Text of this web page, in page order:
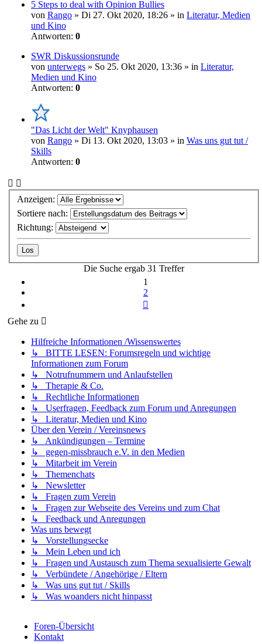
5 Steps to deal with Opinion Bullies
von Rango » Di 27. Okt 2020, 18:26 » in Literatur, Medien
und Kino
Antworten: 0
SWR Diskussionsrunde
von unterwegs » So 25. Okt 2020, 13:36 » in Literatur,
Medien und Kino
Antworten: 0
"Das Licht der Welt" Knyphausen
von Rango » Di 13. Okt 2020, 13:03 » in Was uns gut tut /
Skills
Antworten: 0
Anzeigen:
Sortiere nach:
Richtung:
Die Suche ergab 31 Treffer
1
2
Gehe zu
Hilfreiche Informationen /Wissenswertes
↳ BITTE LESEN: Forumsregeln und wichtige
Informationen zum Forum
↳ Notrufnummern und Anlaufstellen
↳ Therapie & Co.
↳ Rechtliche Informationen
↳ Userfragen, Feedback zum Forum und Anregungen
↳ Literatur, Medien und Kino
Über den Verein / Vereinsnews
↳ Ankündigungen – Termine
↳ gegen-missbrauch e.V. in den Medien
↳ Mitarbeit im Verein
↳ Themenchats
↳ Newsletter
↳ Fragen zum Verein
↳ Fragen zur Webseite des Vereins und zum Chat
↳ Feedback und Anregungen
Was uns bewegt
↳ Vorstellungsecke
↳ Mein Leben und ich
↳ Fragen und Austausch zum Thema sexualisierte Gewalt
↳ Verbündete / Angehörige / Eltern
↳ Was uns gut tut / Skills
↳ Was woanders nicht hinpasst
Foren-Übersicht
Kontakt